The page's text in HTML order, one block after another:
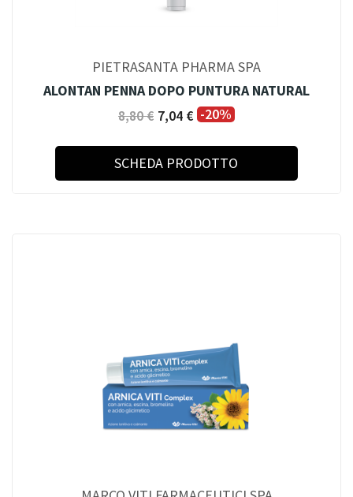
PIETRASANTA PHARMA SPA
ALONTAN PENNA DOPO PUNTURA NATURAL
8,80 € 7,04 € -20%
SCHEDA PRODOTTO